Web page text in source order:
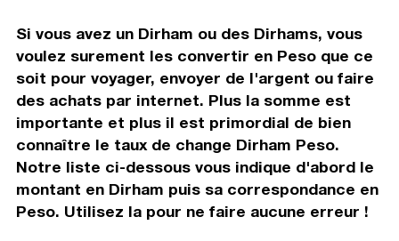
Si vous avez un Dirham ou des Dirhams, vous
voulez surement les convertir en Peso que ce
soit pour voyager, envoyer de l'argent ou faire
des achats par internet. Plus la somme est
importante et plus il est primordial de bien
connaître le taux de change Dirham Peso.
Notre liste ci-dessous vous indique d'abord le
montant en Dirham puis sa correspondance en
Peso. Utilisez la pour ne faire aucune erreur !